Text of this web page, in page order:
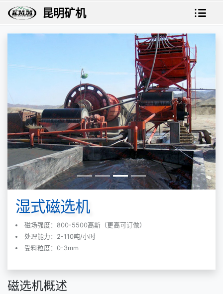
昆明矿机
湿式磁选机
磁场强度：800-5500高斯（更高可订做）
处理能力：2-110吨/小时
受料粒度：0-3mm
磁选机概述